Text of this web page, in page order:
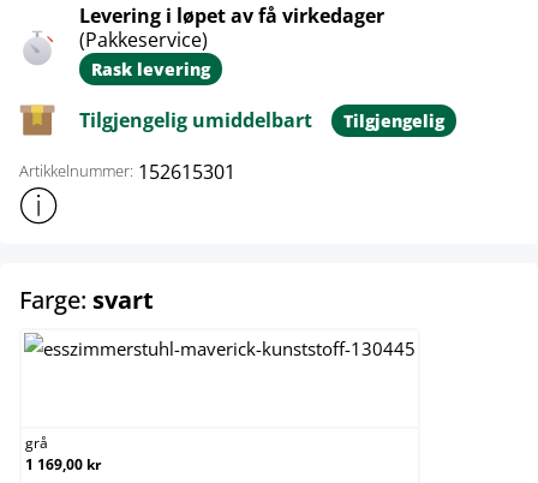
Levering i løpet av få virkedager
(Pakkeservice)
Rask levering
Tilgjengelig umiddelbart Tilgjengelig
Artikkelnummer: 152615301
Vis mer produktinformasjon
Farge: svart
grå
1 169,00 kr